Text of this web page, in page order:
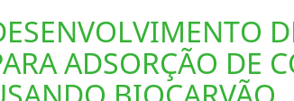
ADSORÇÃO DE